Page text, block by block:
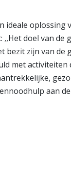
ideale
doel van de
bezit zijn van de
met activiteiten
aan